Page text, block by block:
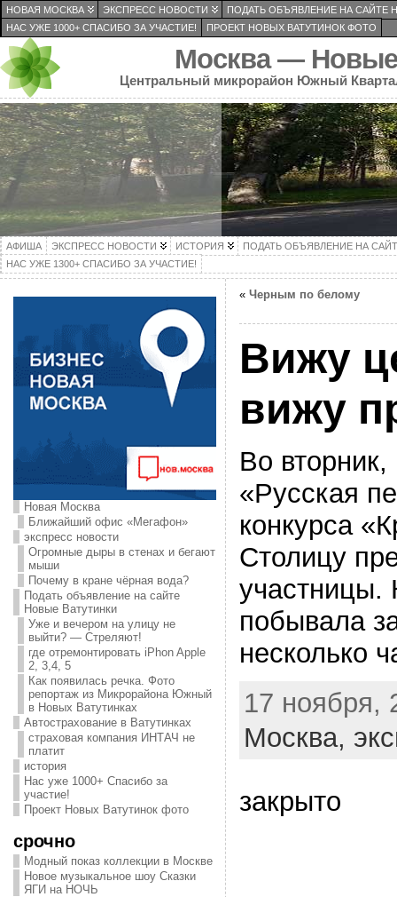
НОВАЯ МОСКВА ЭКСПРЕСС НОВОСТИ
ПОДАТЬ ОБЪЯВЛЕНИЕ НА САЙТЕ
НАС УЖЕ 1000+ СПАСИБО ЗА УЧАСТИЕ!
ПРОЕКТ НОВЫХ ВАТУТИНОК ФОТО
Москва — Новые
Центральный микрорайон Южный
АФИША ЭКСПРЕСС НОВОСТИ ИСТОРИЯ
ПОДАТЬ ОБЪЯВЛЕНИЕ НА
НАС УЖЕ 1300+ СПАСИБО ЗА УЧАСТИЕ!
Новая Москва
Ближайший офис «Мегафон»
экспресс новости
Огромные дыры в стенах и бегают
мыши
Почему в кране чёрная вода?
Подать объявление на сайте
Новые Ватутинки
Уже и вечером на улицу не
выйти? — Стреляют!
где отремонтировать iPhon Apple
2, 3,4, 5
Как появилась речка. Фото
репортаж из Микрорайона Южный
в Новых Ватутинках
Автострахование в Ватутинках
страховая компания ИНТАЧ не
платит
история
Нас уже 1000+ Спасибо за
участие!
Проект Новых Ватутинок фото
срочно
Модный показ коллекции в Москве
Новое музыкальное шоу Сказки
ЯГИ на НОЧЬ
« Черным по белому
Вижу
вижу
Во
«Русская
конкурса
Столицу
участницы.
побывала
несколько
17 ноября,
Москва,
закрыто